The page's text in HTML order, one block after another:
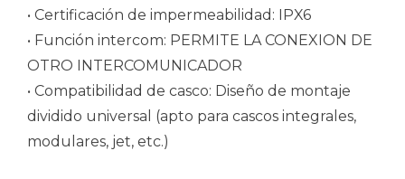
• Certificación de impermeabilidad: IPX6
• Función intercom: PERMITE LA CONEXION DE
OTRO INTERCOMUNICADOR
• Compatibilidad de casco: Diseño de montaje
dividido universal (apto para cascos integrales,
modulares, jet, etc.)